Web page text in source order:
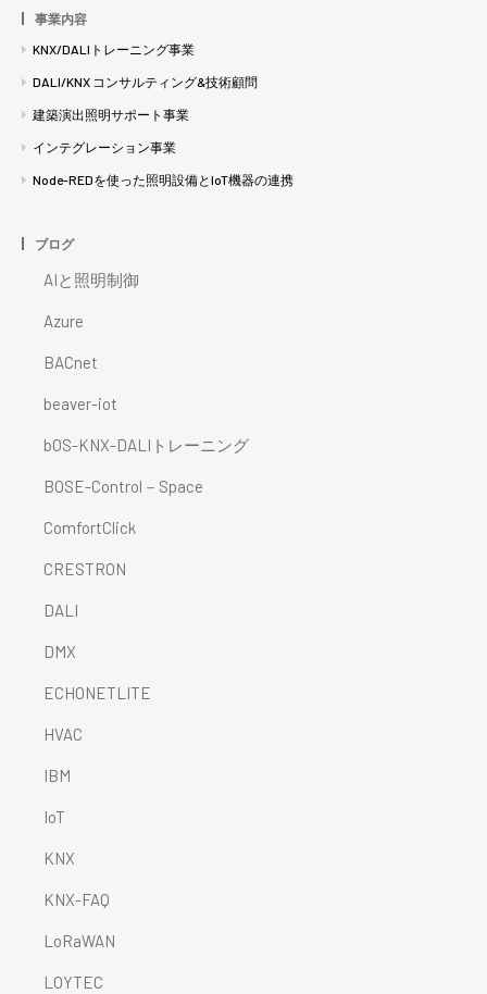
事業内容
KNX/DALIトレーニング事業
DALI/KNX コンサルティング&技術顧問
建築演出照明サポート事業
インテグレーション事業
Node-REDを使った照明設備とIoT機器の連携
ブログ
AIと照明制御
Azure
BACnet
beaver-iot
bOS-KNX-DALIトレーニング
BOSE-Control－Space
ComfortClick
CRESTRON
DALI
DMX
ECHONETLITE
HVAC
IBM
IoT
KNX
KNX-FAQ
LoRaWAN
LOYTEC